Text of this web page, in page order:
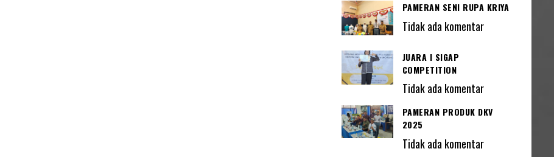
PAMERAN SENI RUPA KRIYA
Tidak ada komentar
JUARA I SIGAP
COMPETITION
Tidak ada komentar
PAMERAN PRODUK DKV
2025
Tidak ada komentar